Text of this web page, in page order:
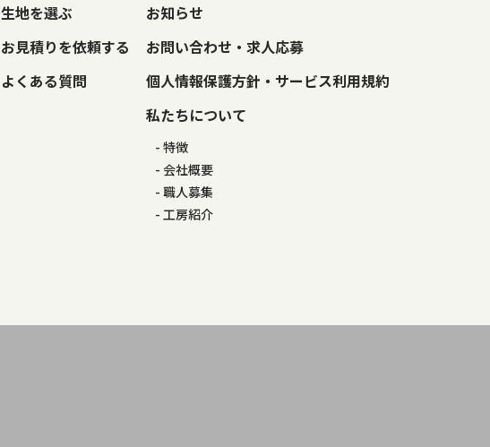
生地を選ぶ
お見積りを依頼する
よくある質問
お知らせ
お問い合わせ・求人応募
個人情報保護方針・サービス利用規約
私たちについて
特徴
会社概要
職人募集
工房紹介